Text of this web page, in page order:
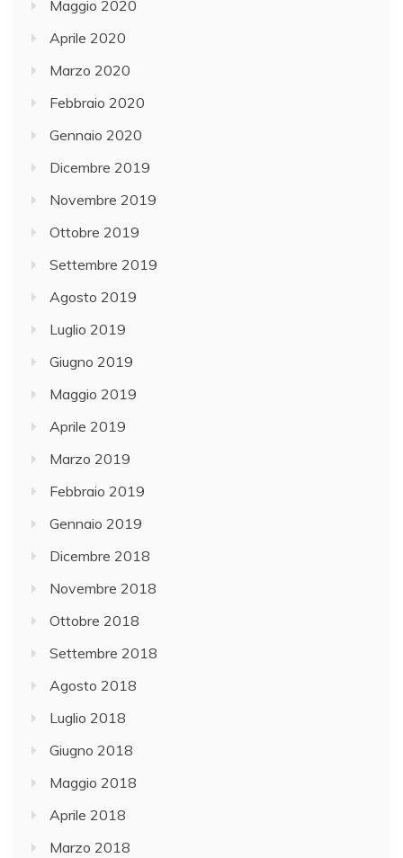
Maggio 2020
Aprile 2020
Marzo 2020
Febbraio 2020
Gennaio 2020
Dicembre 2019
Novembre 2019
Ottobre 2019
Settembre 2019
Agosto 2019
Luglio 2019
Giugno 2019
Maggio 2019
Aprile 2019
Marzo 2019
Febbraio 2019
Gennaio 2019
Dicembre 2018
Novembre 2018
Ottobre 2018
Settembre 2018
Agosto 2018
Luglio 2018
Giugno 2018
Maggio 2018
Aprile 2018
Marzo 2018